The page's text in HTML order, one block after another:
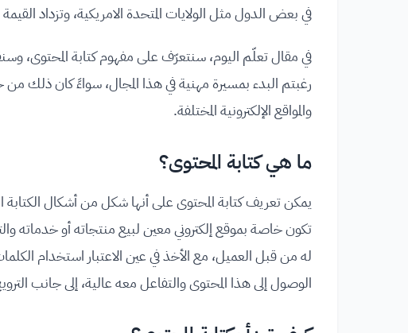
في بعض الدول مثل الولايات المتحدة الامريكية، وتزداد
في مقال تعلّم اليوم، سنتعرّف على مفهوم كتابة المحتوى،
رغبتم البدء بمسيرة مهنية في هذا المجال، سواءً كان ذلك من
والمواقع الإلكترونية المختلفة.
ما هي كتابة المحتوى؟
يمكن تعريف كتابة المحتوى على أنها شكل من أشكال الكتابة
تكون خاصة بموقع إلكتروني معين لبيع منتجاته أو خدماته
الوصول إلى هذا المحتوى والتفاعل معه عالية، إلى جانب